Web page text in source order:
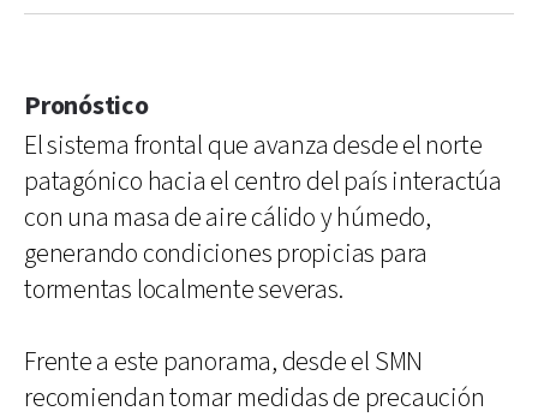
Pronóstico
El sistema frontal que avanza desde el norte
patagónico hacia el centro del país interactúa
con una masa de aire cálido y húmedo,
generando condiciones propicias para
tormentas localmente severas.
Frente a este panorama, desde el SMN
recomiendan tomar medidas de precaución